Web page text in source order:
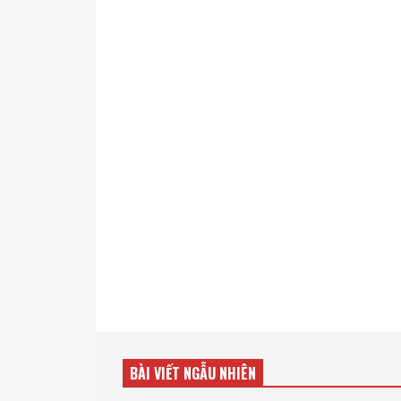
BÀI VIẾT NGẪU NHIÊN